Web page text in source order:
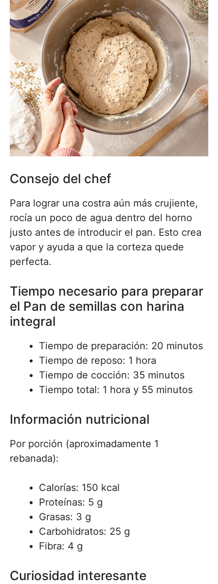
Consejo del chef
Para lograr una costra aún más crujiente,
rocía un poco de agua dentro del horno
justo antes de introducir el pan. Esto crea
vapor y ayuda a que la corteza quede
perfecta.
Tiempo necesario para preparar
el Pan de semillas con harina
integral
Tiempo de preparación: 20 minutos
Tiempo de reposo: 1 hora
Tiempo de cocción: 35 minutos
Tiempo total: 1 hora y 55 minutos
Información nutricional
Por porción (aproximadamente 1
rebanada):
Calorías: 150 kcal
Proteínas: 5 g
Grasas: 3 g
Carbohidratos: 25 g
Fibra: 4 g
Curiosidad interesante